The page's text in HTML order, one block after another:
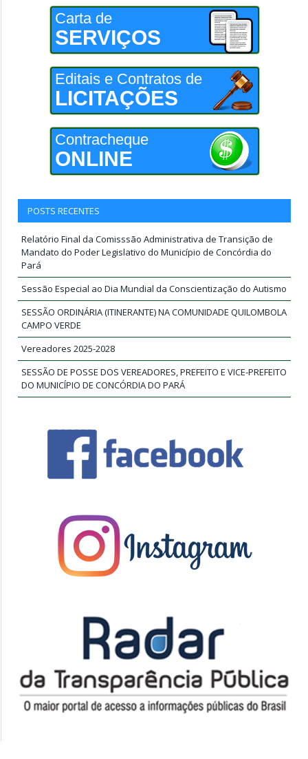
Carta de
SERVIÇOS
Editais e Contratos de
LICITAÇÕES
Contracheque
ONLINE
POSTS RECENTES
Relatório Final da Comisssão Administrativa de Transição de
Mandato do Poder Legislativo do Município de Concórdia do
Pará
Sessão Especial ao Dia Mundial da Conscientização do Autismo
SESSÃO ORDINÁRIA (ITINERANTE) NA COMUNIDADE QUILOMBOLA
CAMPO VERDE
Vereadores 2025-2028
SESSÃO DE POSSE DOS VEREADORES, PREFEITO E VICE-PREFEITO
DO MUNICÍPIO DE CONCÓRDIA DO PARÁ